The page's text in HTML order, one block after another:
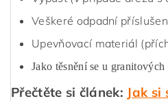
Veškeré odpadní
Upevňovací materiál
Jako těsnění se u
Přečtěte si článek: Jak si